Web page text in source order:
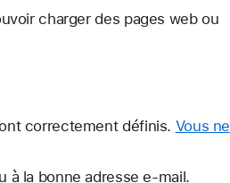
charger des pages web ou
correctement définis. Vous ne
à la bonne adresse e-mail.